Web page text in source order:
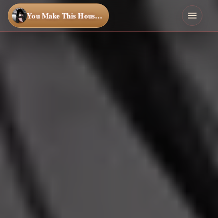
You Make This House a Home